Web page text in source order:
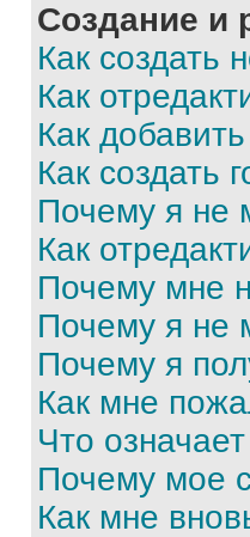
Создание и
Как создать
Как
Как
Как создать
Почему я не
Как
Почему мне
Почему я не
Почему я
Как мне
Что
Почему мое
Как мне